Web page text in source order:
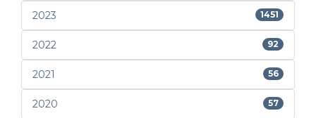
2023 1451
2022 92
2021 56
2020 57